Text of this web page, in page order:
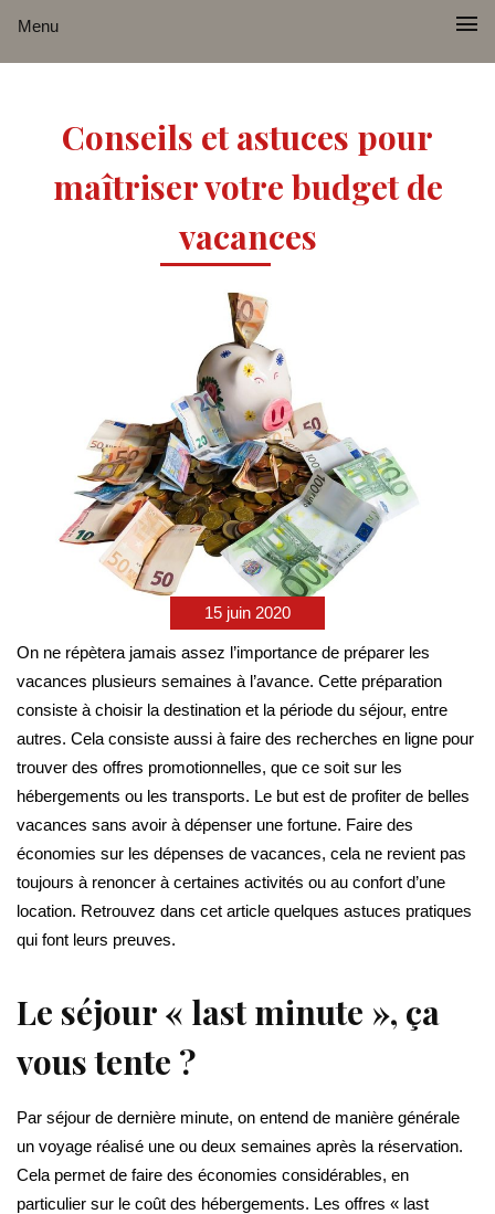
Menu
Conseils et astuces pour
maîtriser votre budget de
vacances
15 juin 2020
On ne répètera jamais assez l’importance de préparer les
vacances plusieurs semaines à l’avance. Cette préparation
consiste à choisir la destination et la période du séjour, entre
autres. Cela consiste aussi à faire des recherches en ligne pour
trouver des offres promotionnelles, que ce soit sur les
hébergements ou les transports. Le but est de profiter de belles
vacances sans avoir à dépenser une fortune. Faire des
économies sur les dépenses de vacances, cela ne revient pas
toujours à renoncer à certaines activités ou au confort d’une
location. Retrouvez dans cet article quelques astuces pratiques
qui font leurs preuves.
Le séjour « last minute », ça
vous tente ?
Par séjour de dernière minute, on entend de manière générale
un voyage réalisé une ou deux semaines après la réservation.
Cela permet de faire des économies considérables, en
particulier sur le coût des hébergements. Les offres « last